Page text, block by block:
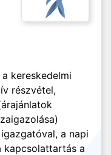
kereskedelmi
részvétel,
a napi
kapcsolattartás a